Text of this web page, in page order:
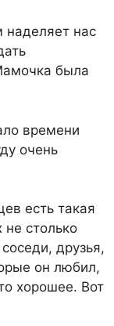
нас
была
времени
очень
есть такая
столько
друзья,
он любил,
хорошее. Вот